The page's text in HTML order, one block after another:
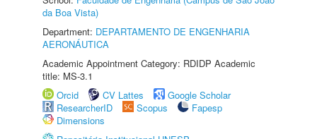
da Boa Vista)
Department: DEPARTAMENTO DE ENGENHARIA
AERONÁUTICA
Academic Appointment Category: RDIDP Academic
title: MS-3.1
Orcid
CV Lattes
Google Scholar
ResearcherID
Scopus
Fapesp
Dimensions